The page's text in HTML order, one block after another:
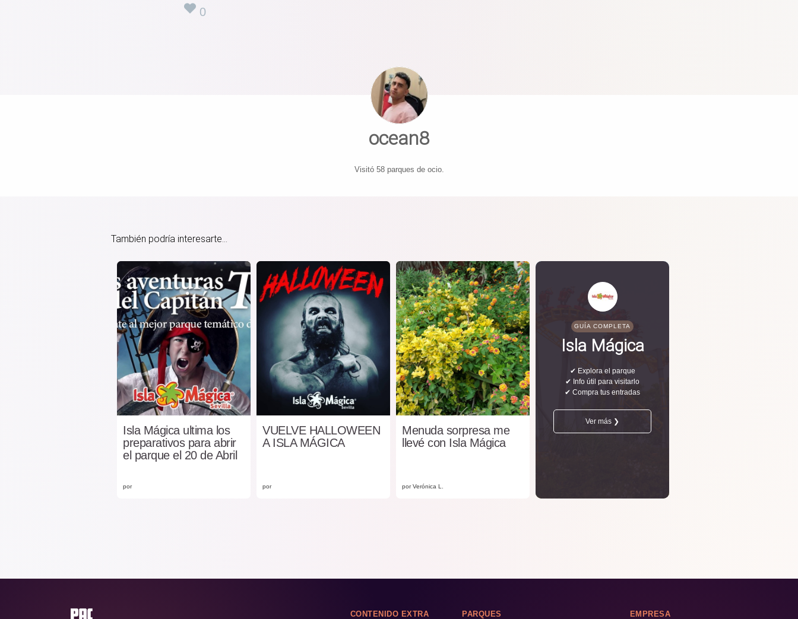
0
ocean8
Visitó 58 parques de ocio.
También podría interesarte...
Isla Mágica ultima los
preparativos para abrir
el parque el 20 de Abril
por
VUELVE HALLOWEEN
A ISLA MÁGICA
por
Menuda sorpresa me
llevé con Isla Mágica
por Verónica L.
GUÍA COMPLETA
Isla Mágica
✔ Explora el parque
✔ Info útil para visitarlo
✔ Compra tus entradas
Ver más ❯
CONTENIDO EXTRA PARQUES EMPRESA